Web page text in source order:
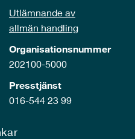
Utlämnande av
allmän handling
Organisationsnummer
202100-5000
Presstjänst
016-544 23 99